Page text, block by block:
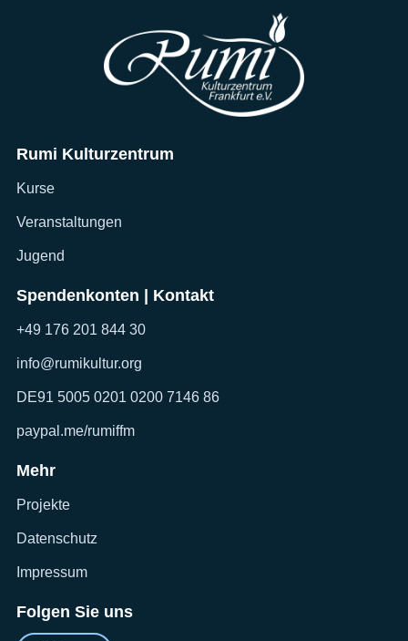
Rumi Kulturzentrum
Kurse
Veranstaltungen
Jugend
Spendenkonten | Kontakt
+49 176 201 844 30
info@rumikultur.org
DE91 5005 0201 0200 7146 86
paypal.me/rumiffm
Mehr
Projekte
Datenschutz
Impressum
Folgen Sie uns